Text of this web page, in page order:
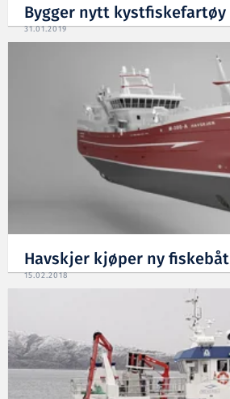
Bygger nytt kystfiskefartøy
31.01.2019
Havskjer kjøper ny fiskebåt
15.02.2018